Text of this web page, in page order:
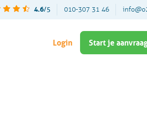
4.6/5 010-307 31 46
Login Start je